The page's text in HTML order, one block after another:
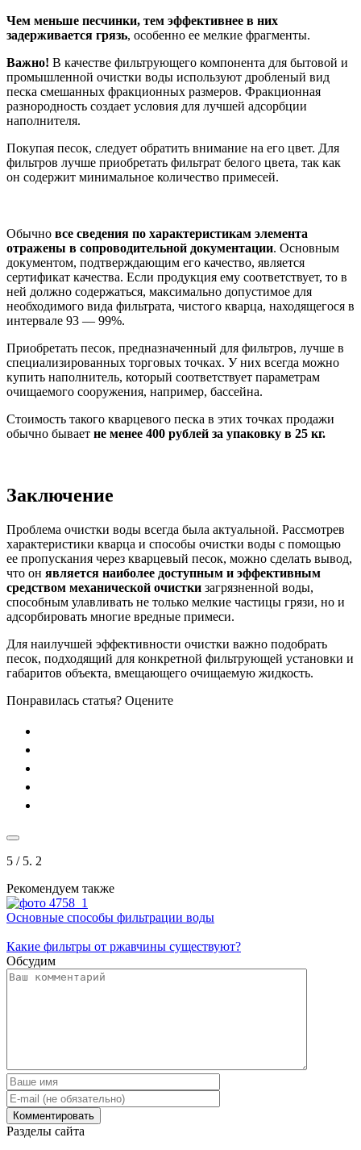
Чем меньше песчинки, тем эффективнее в них
задерживается грязь, особенно ее мелкие фрагменты.
Важно! В качестве фильтрующего компонента для бытовой и
промышленной очистки воды используют дробленый вид
песка смешанных фракционных размеров. Фракционная
разнородность создает условия для лучшей адсорбции
наполнителя.
Покупая песок, следует обратить внимание на его цвет. Для
фильтров лучше приобретать фильтрат белого цвета, так как
он содержит минимальное количество примесей.
Обычно все сведения по характеристикам элемента
отражены в сопроводительной документации. Основным
документом, подтверждающим его качество, является
сертификат качества. Если продукция ему соответствует, то в
ней должно содержаться, максимально допустимое для
необходимого вида фильтрата, чистого кварца, находящегося в
интервале 93 — 99%.
Приобретать песок, предназначенный для фильтров, лучше в
специализированных торговых точках. У них всегда можно
купить наполнитель, который соответствует параметрам
очищаемого сооружения, например, бассейна.
Стоимость такого кварцевого песка в этих точках продажи
обычно бывает не менее 400 рублей за упаковку в 25 кг.
Заключение
Проблема очистки воды всегда была актуальной. Рассмотрев
характеристики кварца и способы очистки воды с помощью
ее пропускания через кварцевый песок, можно сделать вывод,
что он является наиболее доступным и эффективным
средством механической очистки загрязненной воды,
способным улавливать не только мелкие частицы грязи, но и
адсорбировать многие вредные примеси.
Для наилучшей эффективности очистки важно подобрать
песок, подходящий для конкретной фильтрующей установки и
габаритов объекта, вмещающего очищаемую жидкость.
Понравилась статья? Оцените
5 / 5. 2
Рекомендуем также
Основные способы фильтрации воды
Какие фильтры от ржавчины существуют?
Обсудим
Разделы сайта